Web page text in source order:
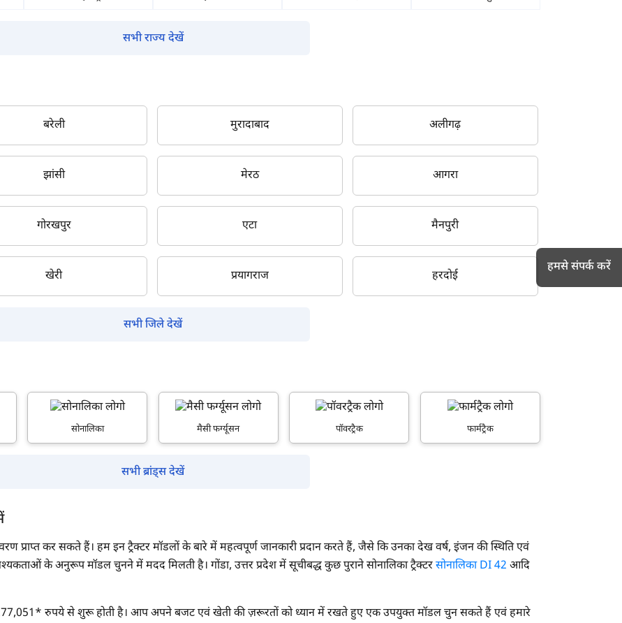
सभी राज्य देखें
बरेली मुरादाबाद अलीगढ़
झांसी मेरठ आगरा
गोरखपुर एटा मैनपुरी
खेरी प्रयागराज हरदोई
सभी जिले देखें
सोनालिका मैसी फर्ग्यूसन पॉवरट्रैक फार्मट्रैक
सभी ब्रांड्स देखें
प्राप्त कर सकते हैं। हम इन ट्रैक्टर मॉडलों के बारे में महत्वपूर्ण जानकारी प्रदान करते हैं, जैसे कि उनका देख वर्ष, इंजन की स्थिति एवं
के अनुरूप मॉडल चुनने में मदद मिलती है। गोंडा, उत्तर प्रदेश में सूचीबद्ध कुछ पुराने सोनालिका ट्रैक्टरसोनालिका DI 42 आदि
277,051* रुपये से शुरू होती है। आप अपने बजट एवं खेती की ज़रूरतों को ध्यान में रखते हुए एक उपयुक्त मॉडल चुन सकते हैं एवं हमारे
हमसे संपर्क करें
आपकी किस प्रकार सहायता कर सकते हैं?
अपना पूरा नाम दर्ज करें
मोबाइल नंबर दर्ज करें
ओटीपी दर्ज करें
पिन कोड दर्ज करें*
By registering here, I agree to TVS Credit Services
I authorize TVS Credit Services to share my Personal Data with